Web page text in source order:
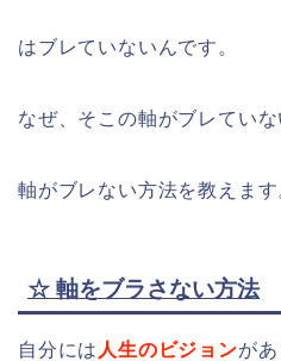
はブレていないんです。
なぜ、そこの軸がブレていな
軸がブレない方法を教えます
☆ 軸をブラさない方法
自分には 人生のビジョンが